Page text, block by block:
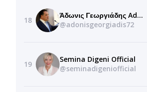
18
Άδωνις Γεωργιάδης Adonis Georgiadis
@adonisgeorgiadis72
19
Semina Digeni Official
@seminadigeniofficial